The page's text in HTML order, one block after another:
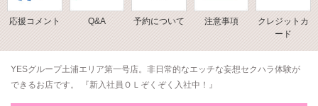
応援コメント Q&A 予約について 注意事項
クレジットカ
ード
YESグループ土浦エリア第一号店。非日常的なエッチな妄想セクハラ体験が
できるお店です。 『新入社員ＯＬぞくぞく入社中！』